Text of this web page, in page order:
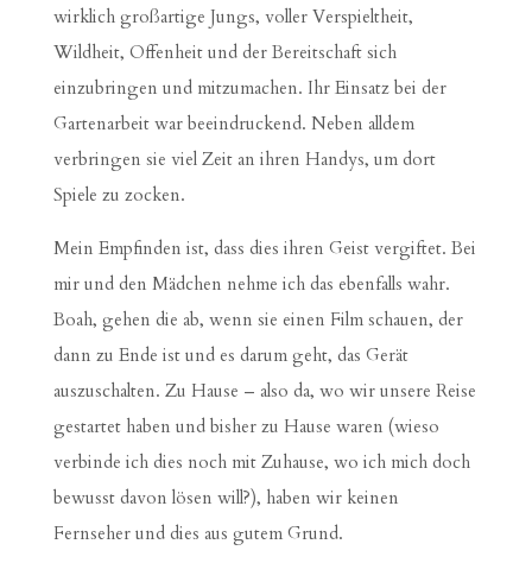
wirklich großartige Jungs, voller Verspieltheit,
Wildheit, Offenheit und der Bereitschaft sich
einzubringen und mitzumachen. Ihr Einsatz bei der
Gartenarbeit war beeindruckend. Neben alldem
verbringen sie viel Zeit an ihren Handys, um dort
Spiele zu zocken.
Mein Empfinden ist, dass dies ihren Geist vergiftet. Bei
mir und den Mädchen nehme ich das ebenfalls wahr.
Boah, gehen die ab, wenn sie einen Film schauen, der
dann zu Ende ist und es darum geht, das Gerät
auszuschalten. Zu Hause – also da, wo wir unsere Reise
gestartet haben und bisher zu Hause waren (wieso
verbinde ich dies noch mit Zuhause, wo ich mich doch
bewusst davon lösen will?), haben wir keinen
Fernseher und dies aus gutem Grund.